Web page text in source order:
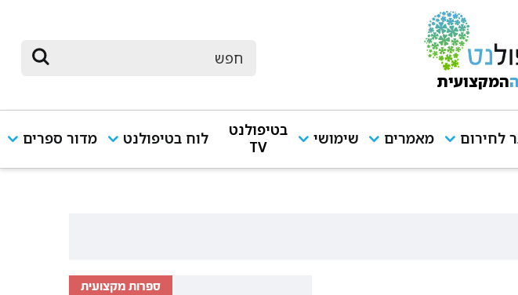
המקצועית
לחירום מאמרים שימושי
בטיפולנט
TV
לוח בטיפולנט מדור ספרים
ספרות מקצועית